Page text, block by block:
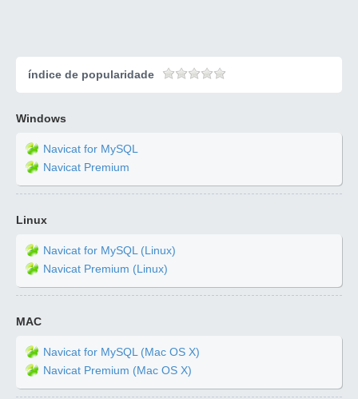
índice de popularidade
Windows
Navicat for MySQL
Navicat Premium
Linux
Navicat for MySQL (Linux)
Navicat Premium (Linux)
MAC
Navicat for MySQL (Mac OS X)
Navicat Premium (Mac OS X)